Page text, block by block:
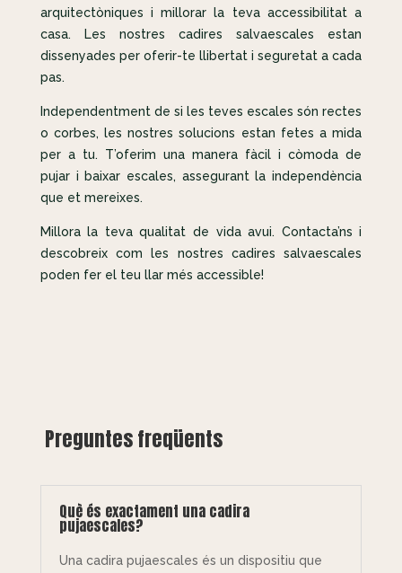
arquitectòniques i millorar la teva accessibilitat a
casa. Les nostres cadires salvaescales estan
dissenyades per oferir-te llibertat i seguretat a cada
pas.
Independentment de si les teves escales són rectes
o corbes, les nostres solucions estan fetes a mida
per a tu. T’oferim una manera fàcil i còmoda de
pujar i baixar escales, assegurant la independència
que et mereixes.
Millora la teva qualitat de vida avui. Contacta’ns i
descobreix com les nostres cadires salvaescales
poden fer el teu llar més accessible!
Preguntes freqüents
Què és exactament una cadira
pujaescales?
Una cadira pujaescales és un dispositiu que